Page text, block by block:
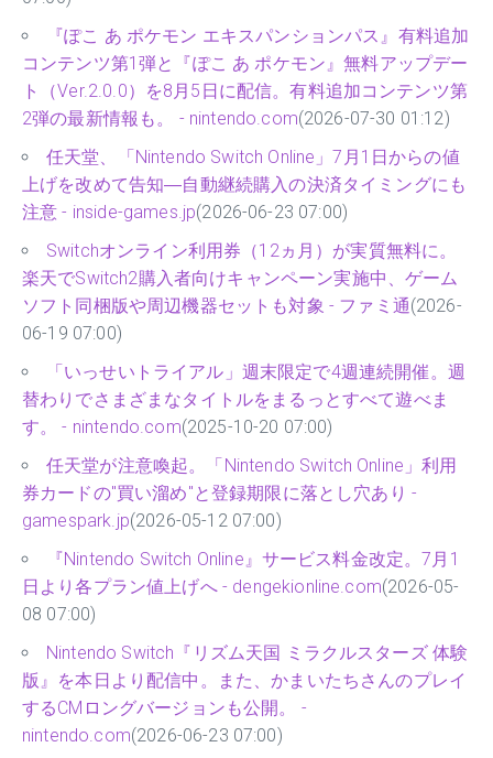
『ぽこ あ ポケモン エキスパンションパス』有料追加
コンテンツ第1弾と『ぽこ あ ポケモン』無料アップデー
ト（Ver.2.0.0）を8月5日に配信。有料追加コンテンツ第
2弾の最新情報も。 - nintendo.com(2026-07-30 01:12)
任天堂、「Nintendo Switch Online」7月1日からの値
上げを改めて告知―自動継続購入の決済タイミングにも
注意 - inside-games.jp(2026-06-23 07:00)
Switchオンライン利用券（12ヵ月）が実質無料に。
楽天でSwitch2購入者向けキャンペーン実施中、ゲーム
ソフト同梱版や周辺機器セットも対象 - ファミ通(2026-
06-19 07:00)
「いっせいトライアル」週末限定で4週連続開催。週
替わりでさまざまなタイトルをまるっとすべて遊べま
す。 - nintendo.com(2025-10-20 07:00)
任天堂が注意喚起。「Nintendo Switch Online」利用
券カードの"買い溜め"と登録期限に落とし穴あり -
gamespark.jp(2026-05-12 07:00)
『Nintendo Switch Online』サービス料金改定。7月1
日より各プラン値上げへ - dengekionline.com(2026-05-
08 07:00)
Nintendo Switch『リズム天国 ミラクルスターズ 体験
版』を本日より配信中。また、かまいたちさんのプレイ
するCMロングバージョンも公開。 -
nintendo.com(2026-06-23 07:00)